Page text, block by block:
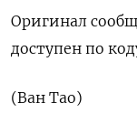
Оригинал
доступен по
(Ван Тао)